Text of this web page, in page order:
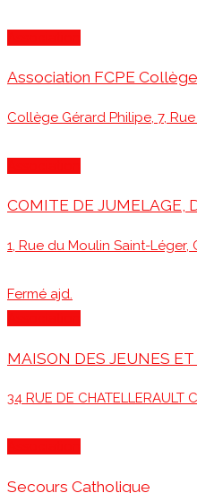
Association FCPE
Collège Gérard Philipe, 7,
COMITE DE JUMELAGE,
1, Rue du Moulin Saint-
Fermé ajd.
MAISON DES JEUNES
34 RUE DE CHATELLERAULT
Secours Catholique